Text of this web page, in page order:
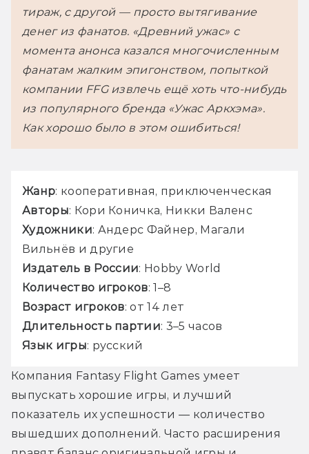
тираж, с другой — просто вытягивание
денег из фанатов. «Древний ужас» с
момента анонса казался многочисленным
фанатам жалким эпигонством, попыткой
компании FFG извлечь ещё хоть что-нибудь
из популярного бренда «Ужас Аркхэма».
Как хорошо было в этом ошибиться!
Жанр: кооперативная, приключенческая
Авторы: Кори Коничка, Никки Валенс
Художники: Андерс Файнер, Магали
Вильнёв и другие
Издатель в России: Hobby World
Количество игроков: 1–8
Возраст игроков: от 14 лет
Длительность партии: 3–5 часов
Язык игры: русский
Компания Fantasy Flight Games умеет
выпускать хорошие игры, и лучший
показатель их успешности — количество
вышедших дополнений. Часто расширения